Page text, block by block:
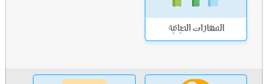
المهارات الحياتية